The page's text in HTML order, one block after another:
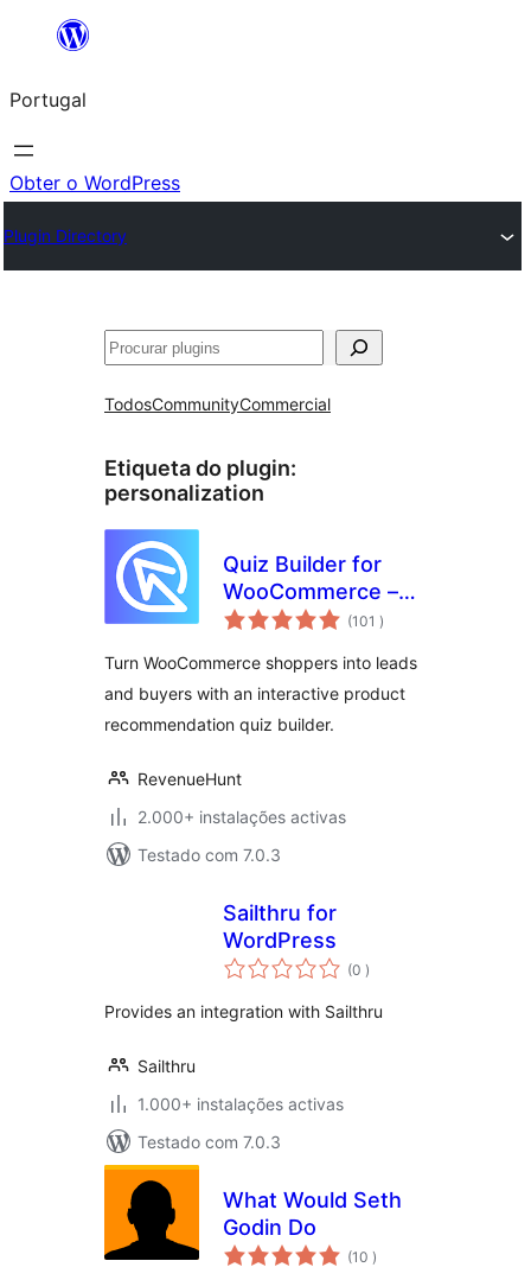
Saltar
o
conteúdo
Portugal
Obter o WordPress
Plugin Directory
Pesquisar
TodosCommunityCommercial
Etiqueta do plugin:
personalization
Quiz Builder for
WooCommerce –
Product
(101 classificações
)
Turn WooCommerce shoppers into leads
and buyers with an interactive product
recommendation quiz builder.
RevenueHunt
2.000+ instalações activas
Testado com 7.0.3
Sailthru for
WordPress
(0 classificações
)
Provides an integration with Sailthru
Sailthru
1.000+ instalações activas
Testado com 7.0.3
What Would Seth
Godin Do
(10 classificações
)